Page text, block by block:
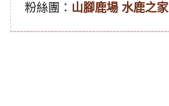
粉絲團： 山腳鹿場 水鹿之家